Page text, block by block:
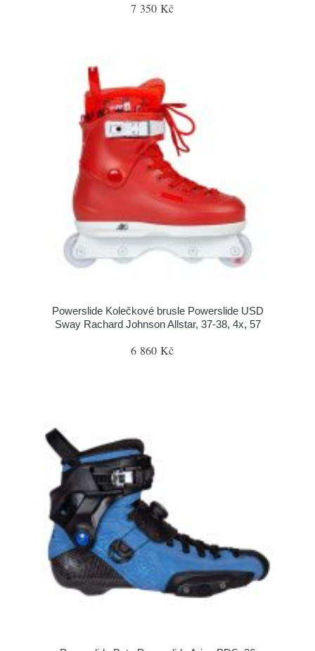
7 350 Kč
Powerslide Kolečkové brusle Powerslide USD
Sway Rachard Johnson Allstar, 37-38, 4x, 57
6 860 Kč